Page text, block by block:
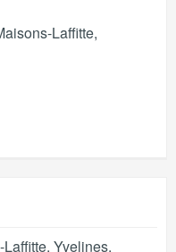
Laffitte,
, Yvelines.